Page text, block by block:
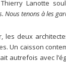
Lanotte
Nous tenons à les
les deux
Un caisson
autrefois avec